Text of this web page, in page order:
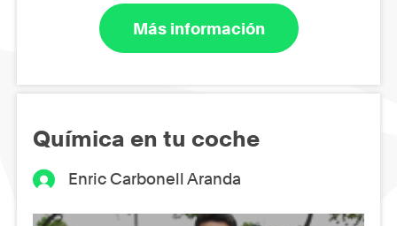
Más información
Química en tu coche
Enric Carbonell Aranda